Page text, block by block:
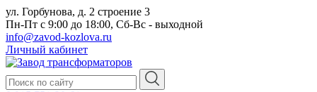
ул. Горбунова, д. 2 строение 3
Пн-Пт с 9:00 до 18:00, Сб-Вс - выходной
info@zavod-kozlova.ru
Личный кабинет